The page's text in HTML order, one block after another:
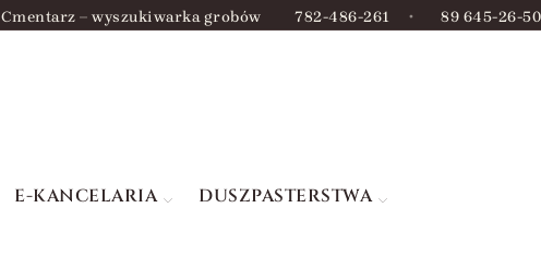
Cmentarz – wyszukiwarka grobów 782-486-261 • 89 645-26-50
E-KANCELARIA DUSZPASTERSTWA